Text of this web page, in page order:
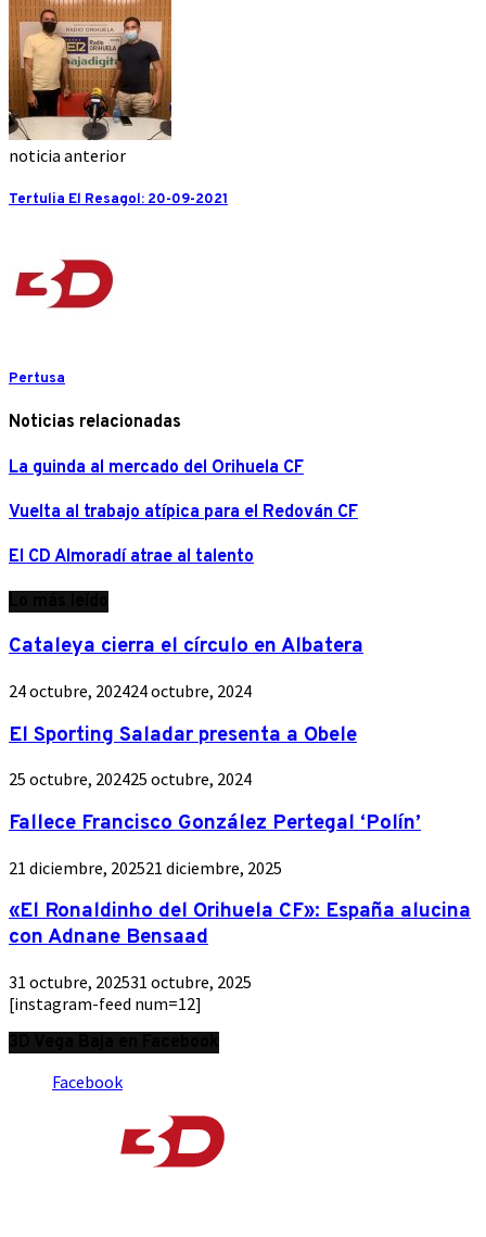
noticia anterior
Tertulia El Resagol: 20-09-2021
Pertusa
Noticias relacionadas
La guinda al mercado del Orihuela CF
Vuelta al trabajo atípica para el Redován CF
El CD Almoradí atrae al talento
Cataleya cierra el círculo en Albatera
24 octubre, 202424 octubre, 2024
El Sporting Saladar presenta a Obele
25 octubre, 202425 octubre, 2024
Fallece Francisco González Pertegal ‘Polín’
21 diciembre, 202521 diciembre, 2025
«El Ronaldinho del Orihuela CF»: España alucina
con Adnane Bensaad
31 octubre, 202531 octubre, 2025
[instagram-feed num=12]
Facebook